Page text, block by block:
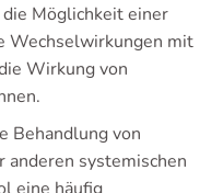
Möglichkeit einer
Wechselwirkungen mit
Wirkung von
Behandlung von
anderen systemischen
eine häufig